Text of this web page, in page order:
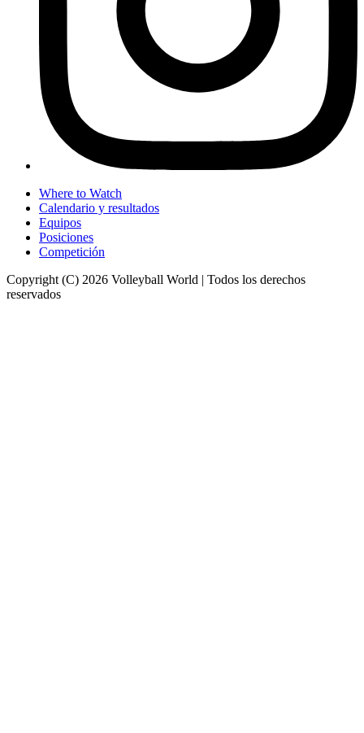
Where to Watch
Calendario y resultados
Equipos
Posiciones
Competición
Copyright (C) 2026 Volleyball World | Todos los derechos
reservados